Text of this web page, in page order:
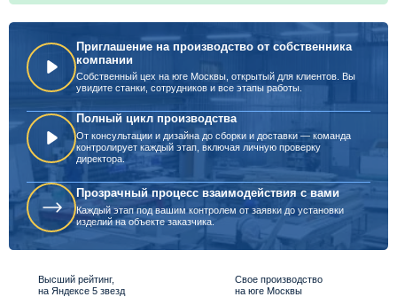
Приглашение на производство от собственника
компании
Собственный цех на юге Москвы, открытый для клиентов. Вы
увидите станки, сотрудников и все этапы работы.
Полный цикл производства
От консультации и дизайна до сборки и доставки — команда
контролирует каждый этап, включая личную проверку
директора.
Прозрачный процесс взаимодействия с вами
Каждый этап под вашим контролем от заявки до установки
изделий на объекте заказчика.
Высший рейтинг,
на Яндексе 5 звезд
Свое производство
на юге Москвы